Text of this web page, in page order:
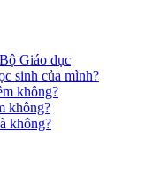
Giáo dục
sinh của mình?
không?
không?
không?